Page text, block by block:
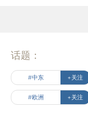
话题：
#中东 +关注
#欧洲 +关注